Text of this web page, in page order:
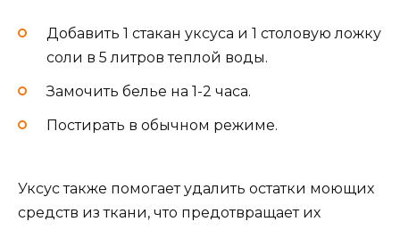
Добавить 1 стакан уксуса и 1 столовую ложку
соли в 5 литров теплой воды.
Замочить белье на 1-2 часа.
Постирать в обычном режиме.
Уксус также помогает удалить остатки моющих
средств из ткани, что предотвращает их